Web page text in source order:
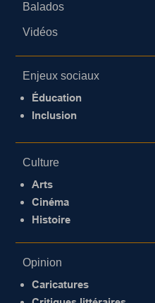
Balados
Vidéos
Enjeux sociaux
Éducation
Inclusion
Culture
Arts
Cinéma
Histoire
Opinion
Caricatures